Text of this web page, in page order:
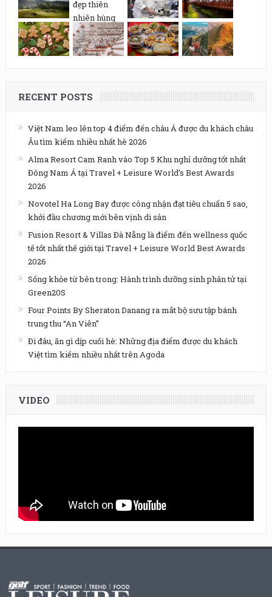
RECENT POSTS
Việt Nam leo lên top 4 điểm đến châu Á được du khách châu
Âu tìm kiếm nhiều nhất hè 2026
Alma Resort Cam Ranh vào Top 5 Khu nghỉ dưỡng tốt nhất
Đông Nam Á tại Travel + Leisure World’s Best Awards
2026
Novotel Ha Long Bay được công nhận đạt tiêu chuẩn 5 sao,
khởi đầu chương mới bên vịnh di sản
Fusion Resort & Villas Đà Nẵng là điểm đến wellness quốc
tế tốt nhất thế giới tại Travel + Leisure World Best Awards
2026
Sống khỏe từ bên trong: Hành trình dưỡng sinh phân tử tại
Green20S
Four Points By Sheraton Danang ra mắt bộ sưu tập bánh
trung thu “An Viên”
Đi đâu, ăn gì dịp cuối hè: Những địa điểm được du khách
Việt tìm kiếm nhiều nhất trên Agoda
VIDEO